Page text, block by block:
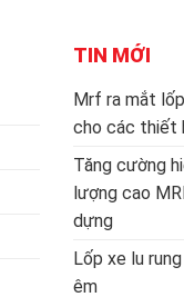
TIN MỚI
Mrf ra mắt
cho các thiết
Tăng cường
lượng cao
dựng
Lốp xe lu
êm